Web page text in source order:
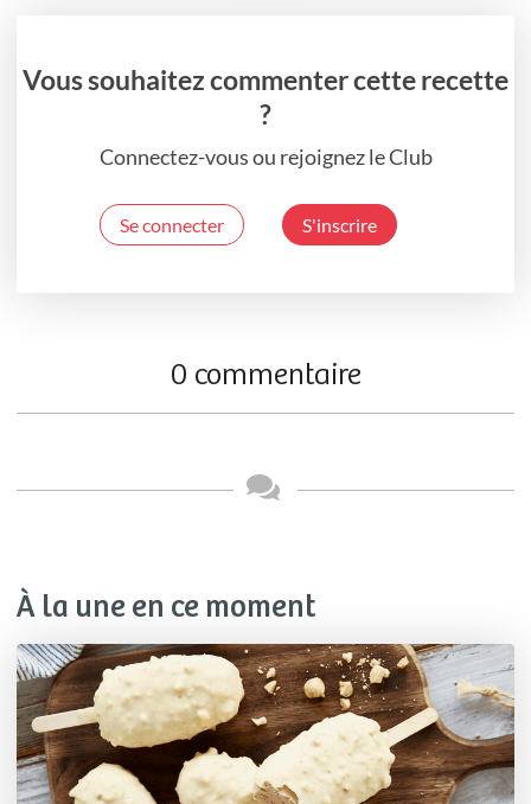
Vous souhaitez commenter cette recette
?
Connectez-vous ou rejoignez le Club
Se connecter S'inscrire
0 commentaire
À la une en ce moment